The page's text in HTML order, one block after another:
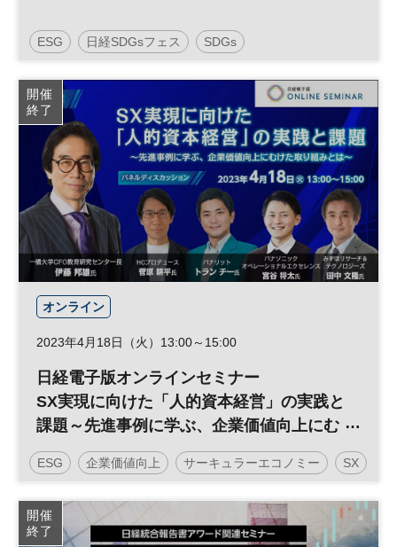
ESG 日経SDGsフェス SDGs
開催
終了
オンライン
2023年4月18日（火）13:00～15:00
日経電子版オンラインセミナー
SX実現に向けた「人的資本経営」の実践と
課題～先進事例に学ぶ、企業価値向上にむ
けた取り組みとは～
ESG 企業価値向上 サーキュラーエコノミー SX
グリーントランスフォーメーション 持続可能性
社会課題 人的資本経営 GX サステナビリティ
開催
終了